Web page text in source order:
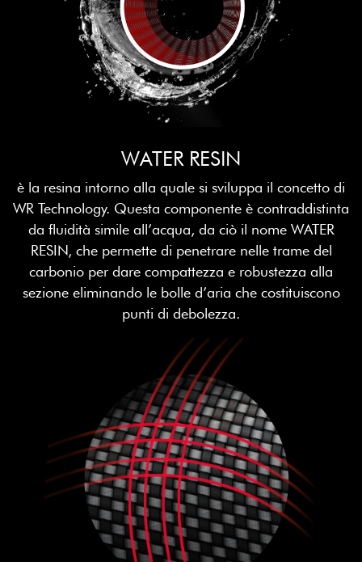
WATER RESIN
è la resina intorno alla quale si sviluppa il concetto di
WR Technology. Questa componente è contraddistinta
da fluidità simile all’acqua, da ciò il nome WATER
RESIN, che permette di penetrare nelle trame del
carbonio per dare compattezza e robustezza alla
sezione eliminando le bolle d’aria che costituiscono
punti di debolezza.